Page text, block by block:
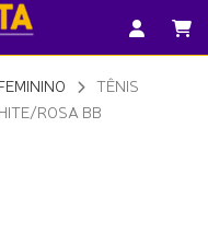
TÊNIS
ROSA BB